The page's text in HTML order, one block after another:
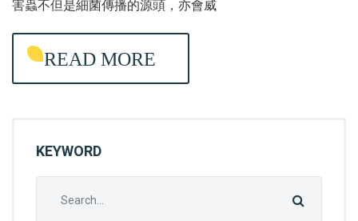
蟲
〉
害蟲不但是細菌傳播的源頭，亦會威
READ MORE
KEYWORD